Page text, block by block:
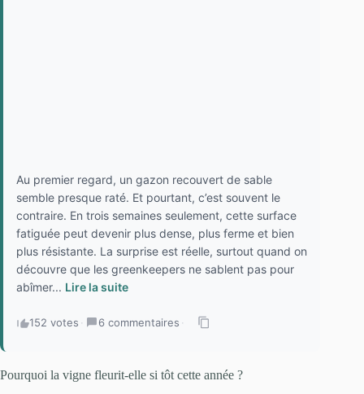
Au premier regard, un gazon recouvert de sable
semble presque raté. Et pourtant, c’est souvent le
contraire. En trois semaines seulement, cette surface
fatiguée peut devenir plus dense, plus ferme et bien
plus résistante. La surprise est réelle, surtout quand on
découvre que les greenkeepers ne sablent pas pour
abîmer... Lire la suite
152 votes · 6 commentaires ·
Pourquoi la vigne fleurit-elle si tôt cette année ?